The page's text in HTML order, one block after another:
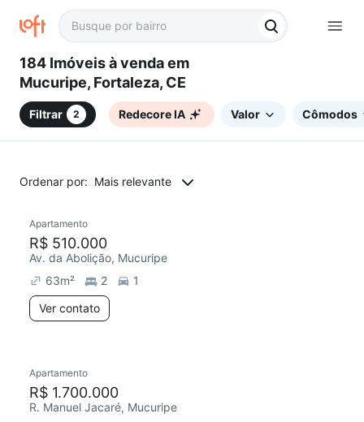
184 Imóveis à venda em
Mucuripe, Fortaleza, CE
Filtrar 2 Redecore IA Valor Cômodos
Ordenar por: Mais relevante
Redecorar
Apartamento
R$ 510.000
Av. da Abolição, Mucuripe
63m² 2
1
Ver contato
Apartamento
R$ 1.700.000
R. Manuel Jacaré, Mucuripe